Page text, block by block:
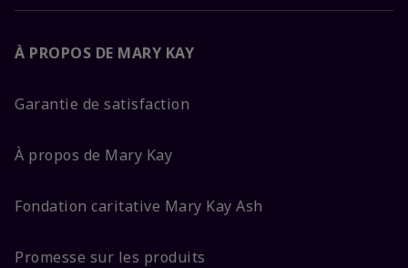
À PROPOS DE MARY KAY
Garantie de satisfaction
À propos de Mary Kay
Fondation caritative Mary Kay Ash
Promesse sur les produits